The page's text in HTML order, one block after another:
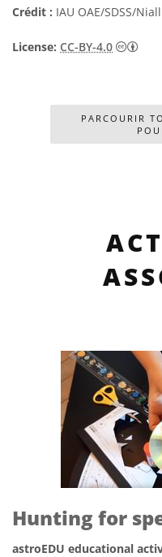
Crédit : IAU OAE/SDSS/
License: CC-BY-4.0
PARCOURIR
Hunting for
astroEDU educational